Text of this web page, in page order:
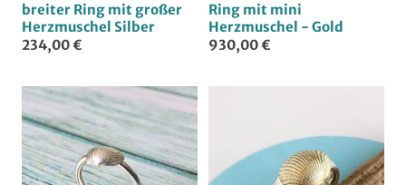
breiter Ring mit großer
Herzmuschel Silber
234,00 €
Ring mit mini
Herzmuschel - Gold
930,00 €